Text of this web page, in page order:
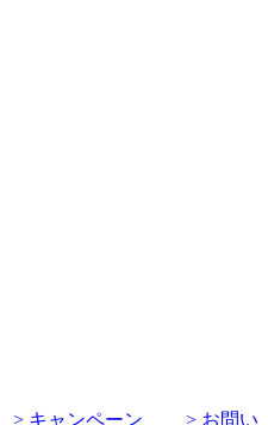
> キャンペーン > お問い